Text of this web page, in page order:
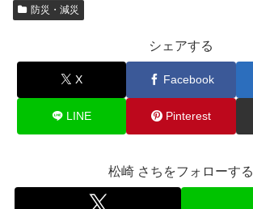
防災・減災
シェアする
X Facebook
LINE Pinterest
松崎 さちをフォローする